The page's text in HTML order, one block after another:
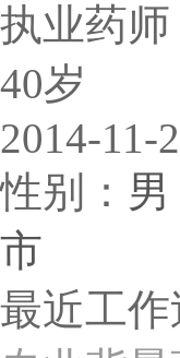
执业药师
40岁
2014-11-
性别： 男
市
最近工